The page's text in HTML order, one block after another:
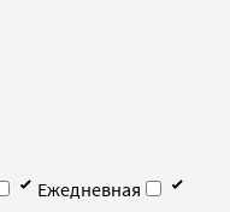
Ежедневная